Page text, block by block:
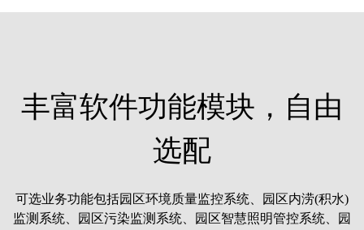
丰富软件功能模块，自由
选配
可选业务功能包括园区环境质量监控系统、园区内涝(积水)
监测系统、园区污染监测系统、园区智慧照明管控系统、园